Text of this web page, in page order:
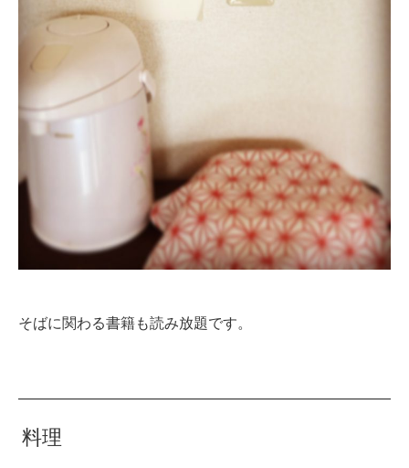
そばに関わる書籍も読み放題です。
料理